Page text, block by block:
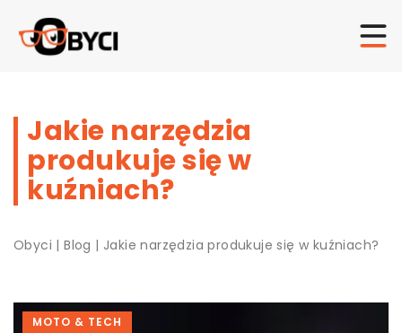
Jakie narzędzia
produkuje się w
kuźniach?
Obyci |Blog | Jakie narzędzia produkuje się w kuźniach?
MOTO & TECH